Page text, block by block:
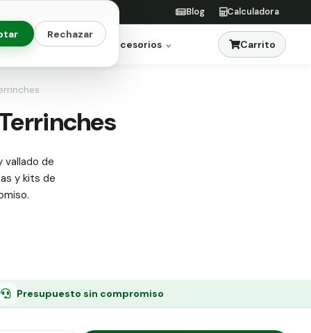
Rechazar
Blog Calculadora
Jardinería Accesorios Carrito
vallado de
y kits de
Presupuesto sin compromiso